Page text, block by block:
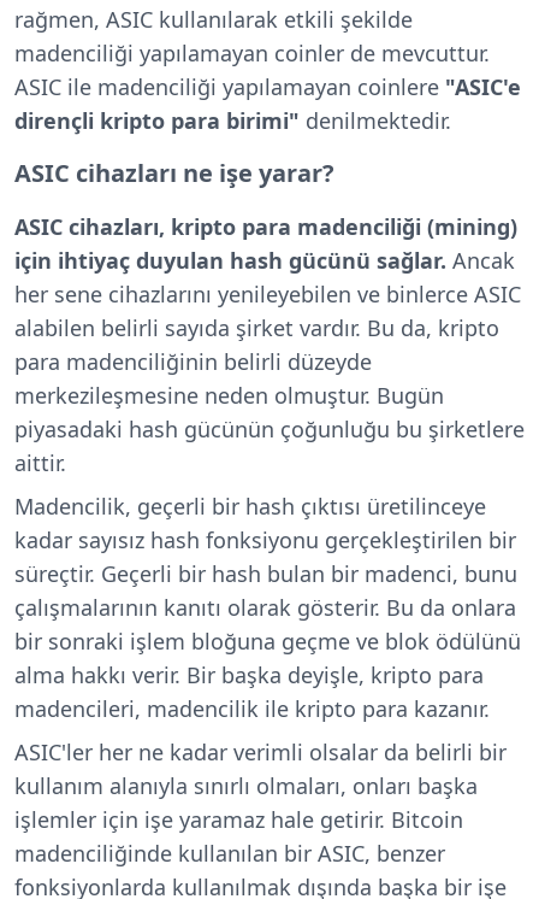
rağmen, ASIC kullanılarak etkili şekilde
madenciliği yapılamayan coinler de mevcuttur.
ASIC ile madenciliği yapılamayan coinlere "ASIC'e
dirençli kripto para birimi" denilmektedir.
ASIC cihazları ne işe yarar?
ASIC cihazları, kripto para madenciliği (mining)
için ihtiyaç duyulan hash gücünü sağlar. Ancak
her sene cihazlarını yenileyebilen ve binlerce ASIC
alabilen belirli sayıda şirket vardır. Bu da, kripto
para madenciliğinin belirli düzeyde
merkezileşmesine neden olmuştur. Bugün
piyasadaki hash gücünün çoğunluğu bu şirketlere
aittir.
Madencilik, geçerli bir hash çıktısı üretilinceye
kadar sayısız hash fonksiyonu gerçekleştirilen bir
süreçtir. Geçerli bir hash bulan bir madenci, bunu
çalışmalarının kanıtı olarak gösterir. Bu da onlara
bir sonraki işlem bloğuna geçme ve blok ödülünü
alma hakkı verir. Bir başka deyişle, kripto para
madencileri, madencilik ile kripto para kazanır.
ASIC'ler her ne kadar verimli olsalar da belirli bir
kullanım alanıyla sınırlı olmaları, onları başka
işlemler için işe yaramaz hale getirir. Bitcoin
madenciliğinde kullanılan bir ASIC, benzer
fonksiyonlarda kullanılmak dışında başka bir işe